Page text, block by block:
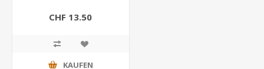
CHF 13.50
KAUFEN